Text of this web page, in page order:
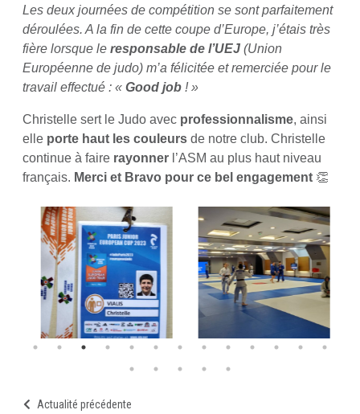
Les deux journées de compétition se sont parfaitement
déroulées. A la fin de cette coupe d’Europe, j’étais très
fière lorsque le responsable de l’UEJ (Union
Européenne de judo) m’a félicitée et remerciée pour le
travail effectué : « Good job ! »
Christelle sert le Judo avec professionnalisme, ainsi
elle porte haut les couleurs de notre club. Christelle
continue à faire rayonner l’ASM au plus haut niveau
français. Merci et Bravo pour ce bel engagement 👏
Actualité précédente